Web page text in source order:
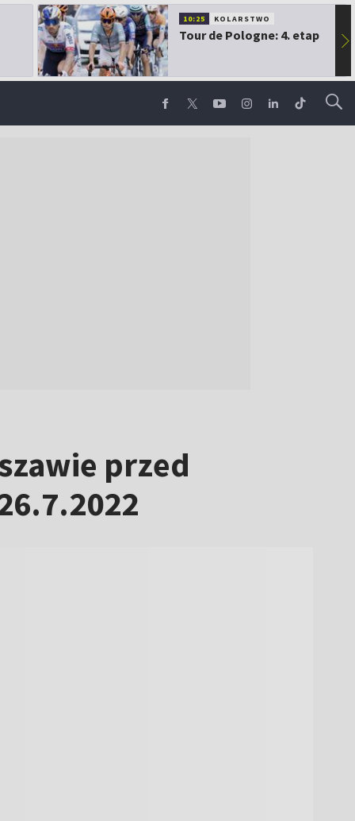
10:25 KOLARSTWO
Tour de Pologne: 4. etap ▶
przed